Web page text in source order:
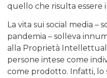
quello che risulta essere
La vita sui social media
pandemia – solleva
alla Proprietà
persone intese come
come prodotto. Infatti, lo